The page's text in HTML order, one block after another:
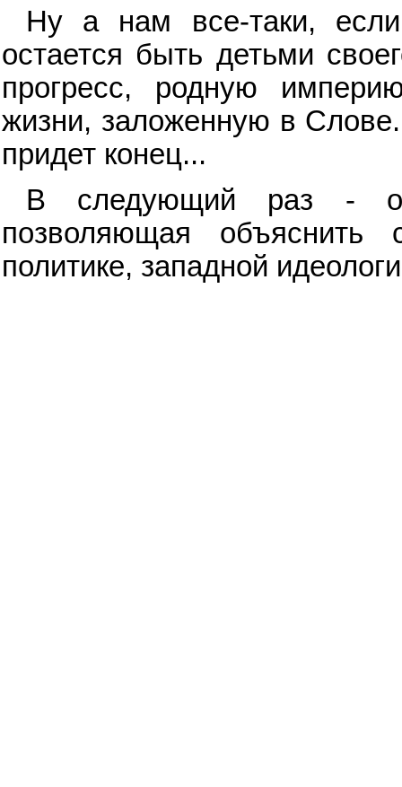
Ну а нам все-таки,
остается быть детьми
прогресс, родную
жизни, заложенную в
придет конец...
В следующий раз -
позволяющая объяснить
политике, западной